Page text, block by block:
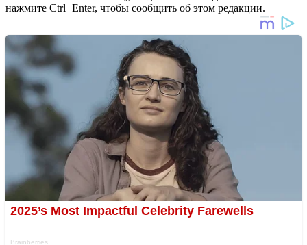
нажмите Ctrl+Enter, чтобы сообщить об этом редакции.